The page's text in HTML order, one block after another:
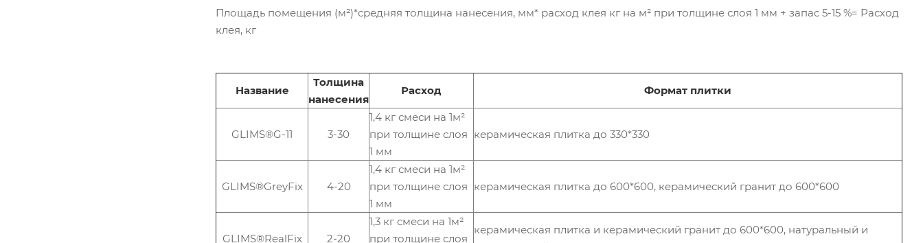
Площадь помещения (м²)*средняя толщина нанесения, мм* расход клея кг на м² при толщине слоя 1 мм + запас 5-15 %= Расход
клея, кг
Название
Толщина
нанесения
Расход Формат плитки
GLIMS®G-11 3-30
1,4 кг смеси на 1м²
при толщине слоя
1 мм
керамическая плитка до 330*330
GLIMS®GreyFix 4-20
1,4 кг смеси на 1м²
при толщине слоя
1 мм
керамическая плитка до 600*600, керамический гранит до 600*600
GLIMS®RealFix 2-20
1,3 кг смеси на 1м²
при толщине слоя
керамическая плитка и керамический гранит до 600*600, натуральный и